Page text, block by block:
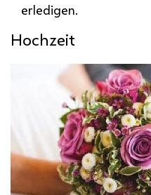
erledigen.
Hochzeit